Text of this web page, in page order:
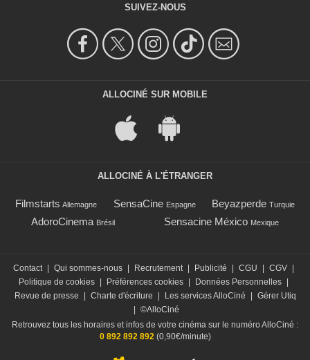
SUIVEZ-NOUS
ALLOCINÉ SUR MOBILE
ALLOCINÉ À L'ÉTRANGER
Filmstarts Allemagne SensaCine Espagne Beyazperde Turquie
AdoroCinema Brésil Sensacine México Mexique
Contact | Qui sommes-nous | Recrutement | Publicité | CGU | CGV |
Politique de cookies | Préférences cookies | Données Personnelles |
Revue de presse
| Charte d'écriture | Les services AlloCiné | Gérer Utiq
| ©AlloCiné
Retrouvez tous les horaires et infos de votre cinéma sur le numéro AlloCiné :
0 892 892 892 (0,90€/minute)